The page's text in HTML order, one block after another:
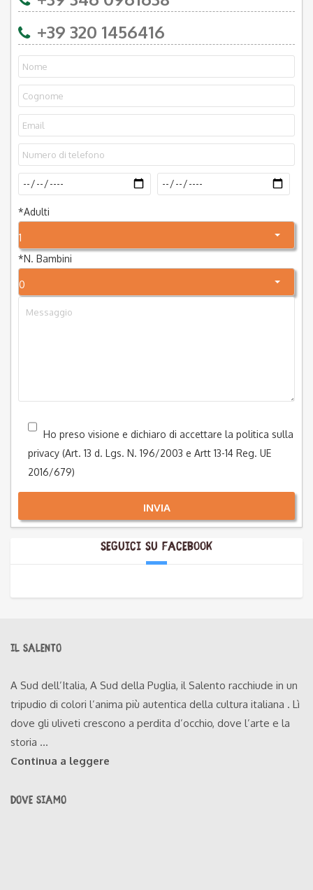
+39 320 1456416
*Adulti
1
*N. Bambini
0
Ho preso visione e dichiaro di accettare la politica sulla
privacy (Art. 13 d. Lgs. N. 196/2003 e Artt 13-14 Reg. UE
2016/679)
INVIA
Alternative:
Seguici su Facebook
IL SALENTO
A Sud dell’Italia, A Sud della Puglia, il Salento racchiude in un
tripudio di colori l’anima più autentica della cultura italiana . Lì
dove gli uliveti crescono a perdita d’occhio, dove l’arte e la
storia ...
Continua a leggere
DOVE SIAMO